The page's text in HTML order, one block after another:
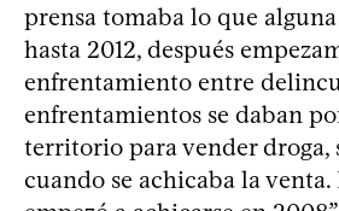
prensa tomaba lo que
hasta 2012, después
enfrentamiento entre
enfrentamientos se daban
territorio para vender droga,
cuando se achicaba la